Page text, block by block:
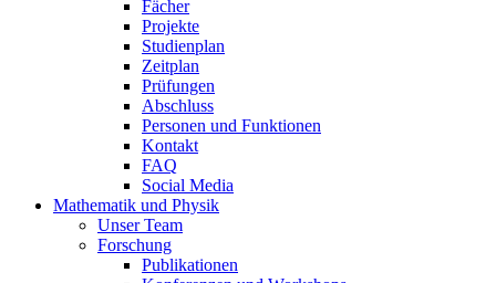
Fächer
Projekte
Studienplan
Zeitplan
Prüfungen
Abschluss
Personen und Funktionen
Kontakt
FAQ
Social Media
Mathematik und Physik
Unser Team
Forschung
Publikationen